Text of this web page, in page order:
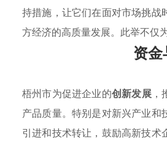
持措施，让它们在面对市场挑战
方经济的高质量发展。此举不仅
资
梧州市为促进企业的创新发展，
产品质量。特别是对新兴产业
引进和技术转让，鼓励高新技